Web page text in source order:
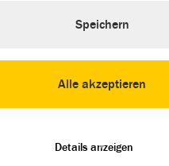
allen Schülerinnen und Schülern
diesen Vorschlag.
2024 für Sachsen-
Alle akzeptieren
Speichern
Details anzeigen